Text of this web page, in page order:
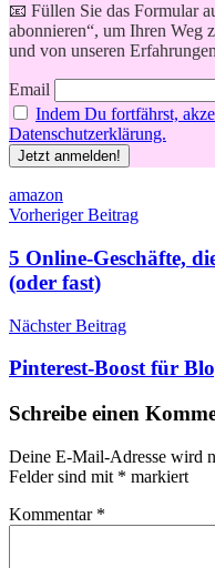
📧 Füllen Sie das Formular
abonnieren“, um Ihren Weg
und von unseren
Email
Indem Du fortfährst,
Datenschutzerklärung.
Schlagwörter
amazon
Beitragsnavigation
Vorheriger Beitrag
5 Online-Geschäfte,
(oder fast)
Nächster Beitrag
Pinterest-Boost für
Schreibe einen
Deine E-Mail-Adresse wird
Felder sind mit * markiert
Kommentar *